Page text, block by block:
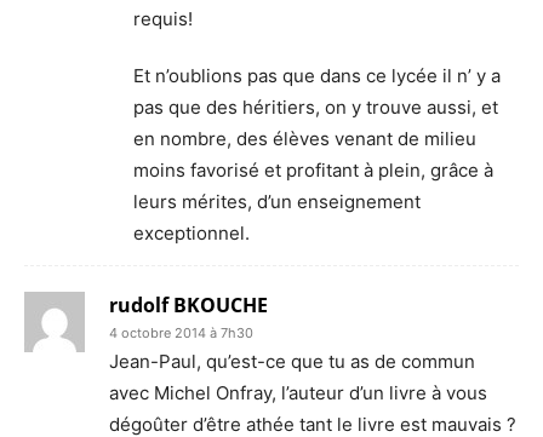
requis!
Et n’oublions pas que dans ce lycée il n’ y a
pas que des héritiers, on y trouve aussi, et
en nombre, des élèves venant de milieu
moins favorisé et profitant à plein, grâce à
leurs mérites, d’un enseignement
exceptionnel.
rudolf BKOUCHE
4 octobre 2014 à 7h30
Jean-Paul, qu’est-ce que tu as de commun
avec Michel Onfray, l’auteur d’un livre à vous
dégoûter d’être athée tant le livre est mauvais ?